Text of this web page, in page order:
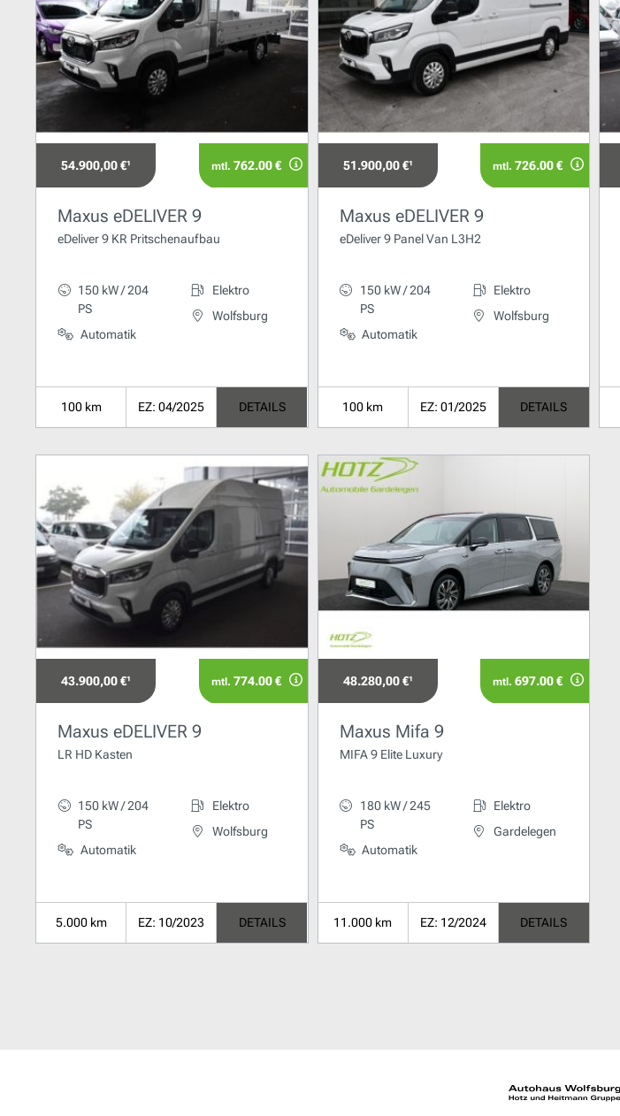
54.900,00 €¹ mtl. 762.00 €
Maxus eDELIVER 9
eDeliver 9 KR Pritschenaufbau
150 kW / 204
PS
Automatik
Elektro
Wolfsburg
100 km EZ: 04/2025 DETAILS
51.900,00 €¹ mtl. 726.00 €
Maxus eDELIVER 9
eDeliver 9 Panel Van L3H2
150 kW / 204
PS
Automatik
Elektro
Wolfsburg
100 km EZ: 01/2025 DETAILS
43.900,00 €¹ mtl. 774.00 €
Maxus eDELIVER 9
LR HD Kasten
150 kW / 204
PS
Automatik
Elektro
Wolfsburg
5.000 km EZ: 10/2023 DETAILS
48.280,00 €¹ mtl. 697.00 €
Maxus Mifa 9
MIFA 9 Elite Luxury
180 kW / 245
PS
Automatik
Elektro
Gardelegen
11.000 km EZ: 12/2024 DETAILS